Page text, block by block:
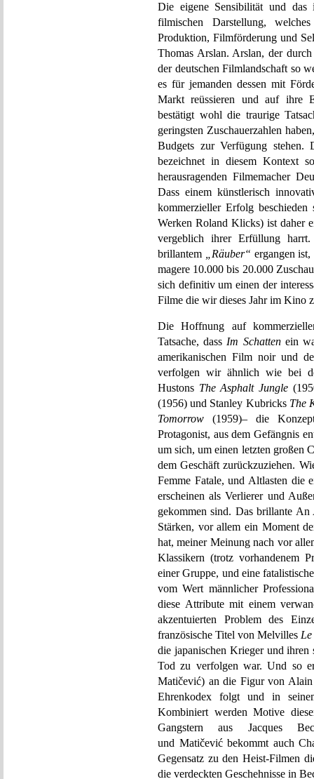
Die eigene Sensibilität und das
filmischen Darstellung,
Produktion, Filmförderung und
Thomas Arslan. Arslan, der
der deutschen Filmlandschaft so
es für jemanden dessen mit
Markt reüssieren und auf ihre
bestätigt wohl die traurige
geringsten Zuschauerzahlen
Budgets zur Verfügung
bezeichnet in diesem Kontext
herausragenden Filmemacher
Dass einem künstlerisch
kommerzieller Erfolg
Werken Roland Klicks) ist daher
vergeblich ihrer Erfüllung
brillantem
„Räuber“ ergangen
magere 10.000 bis 20.000
sich definitiv um einen der
Filme die wir dieses Jahr im Kino
Die Hoffnung auf
Tatsache, dass Im Schattenein
amerikanischen Film noir und
verfolgen wir ähnlich wie bei
Hustons The Asphalt Jungle
(1956) und Stanley Kubricks The
Tomorrow (1959)– die
Protagonist, aus dem Gefängnis
um sich, um einen letzten großen
dem Geschäft zurückzuziehen.
Femme Fatale, und Altlasten die
erscheinen als Verlierer und
gekommen sind. Das brillante
Stärken, vor allem ein Moment
hat, meiner Meinung nach vor
Klassikern (trotz vorhandenem
einer Gruppe, und eine
vom Wert männlicher
diese Attribute mit einem
akzentuierten Problem des
französische Titel von Melvilles
die japanischen Krieger und
Tod zu verfolgen war. Und so
Matičević) an die Figur von Alain
Ehrenkodex folgt und in
Kombiniert werden Motive
Gangstern aus Jacques
und Matičević bekommt auch
Gegensatz zu den Heist-Filmen
die verdeckten Geschehnisse in